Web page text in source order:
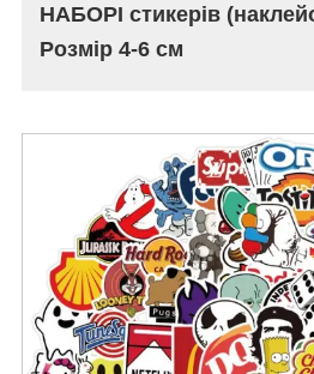
НАБОРІ стикерів
Розмір 4-6 см